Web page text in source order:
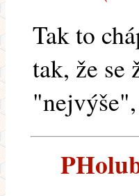
Tak to
tak, že se